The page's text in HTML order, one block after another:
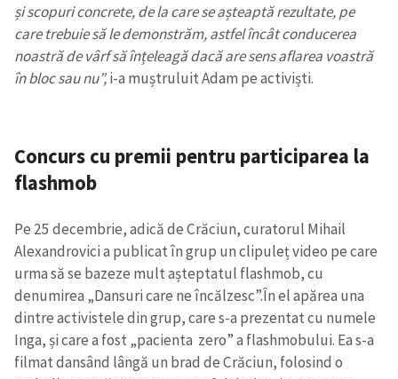
și scopuri concrete, de la care se așteaptă rezultate, pe
care trebuie să le demonstrăm, astfel încât conducerea
noastră de vârf să înțeleagă dacă are sens aflarea voastră
în bloc sau nu”,i-a muștruluit Adam pe activiști.
Concurs cu premii pentru participarea la
flashmob
Pe 25 decembrie, adică de Crăciun, curatorul Mihail
Alexandrovici a publicat în grup un clipuleț video pe care
urma să se bazeze mult așteptatul flashmob, cu
denumirea „Dansuri care ne încălzesc”.În el apărea una
dintre activistele din grup, care s-a prezentat cu numele
Inga, și care a fost „pacienta zero” a flashmobului. Ea s-a
filmat dansând lângă un brad de Crăciun, folosind o